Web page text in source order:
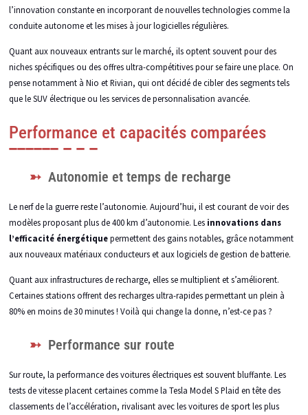
l’innovation constante en incorporant de nouvelles technologies comme la
conduite autonome et les mises à jour logicielles régulières.
Quant aux nouveaux entrants sur le marché, ils optent souvent pour des
niches spécifiques ou des offres ultra-compétitives pour se faire une place. On
pense notamment à Nio et Rivian, qui ont décidé de cibler des segments tels
que le SUV électrique ou les services de personnalisation avancée.
Performance et capacités comparées
Autonomie et temps de recharge
Le nerf de la guerre reste l’autonomie. Aujourd’hui, il est courant de voir des
modèles proposant plus de 400 km d’autonomie. Les innovations dans
l’efficacité énergétiquepermettent des gains notables, grâce notamment
aux nouveaux matériaux conducteurs et aux logiciels de gestion de batterie.
Quant aux infrastructures de recharge, elles se multiplient et s’améliorent.
Certaines stations offrent des recharges ultra-rapides permettant un plein à
80% en moins de 30 minutes ! Voilà qui change la donne, n’est-ce pas ?
Performance sur route
Sur route, la performance des voitures électriques est souvent bluffante. Les
tests de vitesse placent certaines comme la Tesla Model S Plaid en tête des
classements de l’accélération, rivalisant avec les voitures de sport les plus